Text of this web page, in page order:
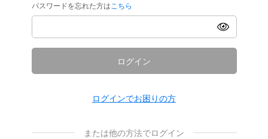
パスワードを忘れた方は こちら
ログイン
ログインでお困りの方
または他の方法でログイン